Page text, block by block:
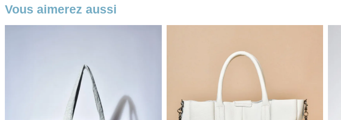
Vous aimerez aussi